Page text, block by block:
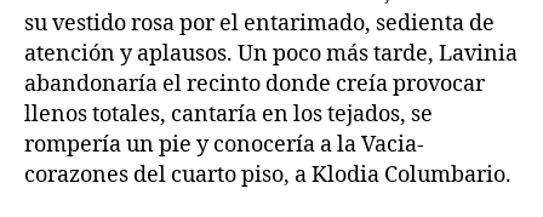
su vestido rosa por el entarimado, sedienta de
atención y aplausos. Un poco más tarde, Lavinia
abandonaría el recinto donde creía provocar
llenos totales, cantaría en los tejados, se
rompería un pie y conocería a la Vacia-
corazones del cuarto piso, a Klodia Columbario.